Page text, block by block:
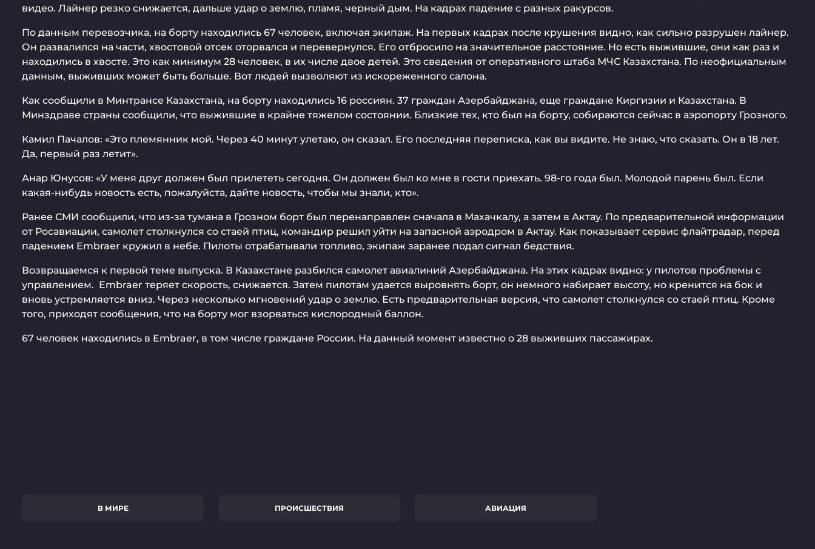
видео. Лайнер резко снижается, дальше удар о землю, пламя, черный дым. На кадрах падение с разных ракурсов.
По данным перевозчика, на борту находились 67 человек, включая экипаж. На первых кадрах после крушения видно, как сильно разрушен лайнер.
Он развалился на части, хвостовой отсек оторвался и перевернулся. Его отбросило на значительное расстояние. Но есть выжившие, они как раз и
находились в хвосте. Это как минимум 28 человек, в их числе двое детей. Это сведения от оперативного штаба МЧС Казахстана. По неофициальным
данным, выживших может быть больше. Вот людей вызволяют из искореженного салона.
Как сообщили в Минтрансе Казахстана, на борту находились 16 россиян. 37 граждан Азербайджана, еще граждане Киргизии и Казахстана. В
Минздраве страны сообщили, что выжившие в крайне тяжелом состоянии. Близкие тех, кто был на борту, собираются сейчас в аэропорту Грозного.
Камил Пачалов: «Это племянник мой. Через 40 минут улетаю, он сказал. Его последняя переписка, как вы видите. Не знаю, что сказать. Он в 18 лет.
Да, первый раз летит».
Анар Юнусов: «У меня друг должен был прилететь сегодня. Он должен был ко мне в гости приехать. 98-го года был. Молодой парень был. Если
какая-нибудь новость есть, пожалуйста, дайте новость, чтобы мы знали, кто».
Ранее СМИ сообщили, что из-за тумана в Грозном борт был перенаправлен сначала в Махачкалу, а затем в Актау. По предварительной информации
от Росавиации, самолет столкнулся со стаей птиц, командир решил уйти на запасной аэродром в Актау. Как показывает сервис флайтрадар, перед
падением Embraer кружил в небе. Пилоты отрабатывали топливо, экипаж заранее подал сигнал бедствия.
Возвращаемся к первой теме выпуска. В Казахстане разбился самолет авиалиний Азербайджана. На этих кадрах видно: у пилотов проблемы с
управлением. Embraer теряет скорость, снижается. Затем пилотам удается выровнять борт, он немного набирает высоту, но кренится на бок и
вновь устремляется вниз. Через несколько мгновений удар о землю. Есть предварительная версия, что самолет столкнулся со стаей птиц. Кроме
того, приходят сообщения, что на борту мог взорваться кислородный баллон.
67 человек находились в Embraer, в том числе граждане России. На данный момент известно о 28 выживших пассажирах.
В МИРЕ ПРОИСШЕСТВИЯ АВИАЦИЯ